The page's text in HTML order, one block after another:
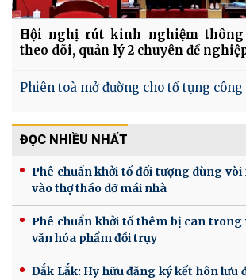
Hội nghị rút kinh nghiệm thông
theo dõi, quản lý 2 chuyên đề
Phiên toà mở đường cho tố tụng
ĐỌC NHIỀU NHẤT
Phê chuẩn khởi tố đối tượng dùng
vào thợ tháo dỡ mái nhà
Phê chuẩn khởi tố thêm bị can
văn hóa phẩm đồi trụy
Đắk Lắk: Hy hữu đăng ký kết hôn lưu